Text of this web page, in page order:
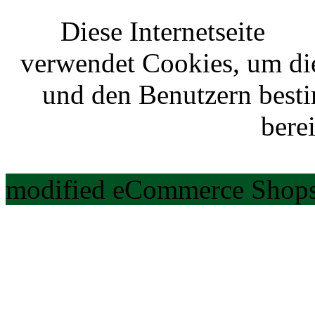
Diese Internetseite
verwendet Cookies, um
und den Benutzern
modified eCommerce